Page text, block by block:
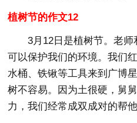
植树节的作文12
3月12日是植树节。老师
可以保护我们的环境。我们
水桶、铁锹等工具来到广博
树不容易。因为土很硬，舅
力，我们经常成双成对的帮